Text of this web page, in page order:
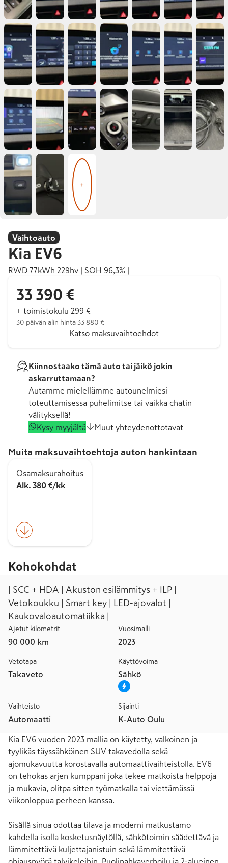
+
Vaihtoauto
Kia EV6
RWD 77kWh 229hv | SOH 96,3% |
33 390 €
+ toimistokulu 299 €
30 päivän alin hinta 33 880 €
Katso maksuvaihtoehdot
Kiinnostaako tämä auto tai jäikö jokin
askarruttamaan?
Autamme mielellämme autounelmiesi
toteuttamisessa puhelimitse tai vaikka chatin
välityksellä!
Kysy myyjältä
Muut yhteydenottotavat
Muita maksuvaihtoehtoja auton hankintaan
Osamaksurahoitus
Alk. 380 €/kk
Kohokohdat
| SCC + HDA | Akuston esilämmitys + ILP |
Vetokoukku | Smart key | LED-ajovalot |
Kaukovaloautomatiikka |
Ajetut kilometrit
90 000 km
Vuosimalli
2023
Vetotapa
Takaveto
Käyttövoima
Sähkö
Vaihteisto
Automaatti
Sijainti
K-Auto Oulu
Kia EV6 vuoden 2023 mallia on käytetty, valkoinen ja
tyylikäs täyssähköinen SUV takavedolla sekä
ajomukavuutta korostavalla automaattivaihteistolla. EV6
on tehokas arjen kumppani joka tekee matkoista helppoja
ja mukavia, olitpa sitten työmatkalla tai viettämässä
viikonloppua perheen kanssa.
Sisällä sinua odottaa tilava ja moderni matkustamo
kahdella isolla kosketusnäytöllä, sähkötoimin säädettävä ja
lämmitettävä kuljettajanistuin sekä lämmitettävä